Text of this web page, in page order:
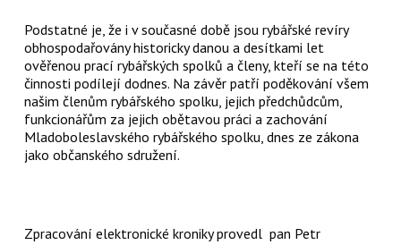
Podstatné je, že i v současné době jsou rybářské revíry
obhospodařovány historicky danou a desítkami let
ověřenou prací rybářských spolků a členy, kteří se na této
činnosti podílejí dodnes. Na závěr patří poděkování všem
našim členům rybářského spolku, jejich předchůdcům,
funkcionářům za jejich obětavou práci a zachování
Mladoboleslavského rybářského spolku, dnes ze zákona
jako občanského sdružení.
Zpracování elektronické kroniky provedl pan Petr